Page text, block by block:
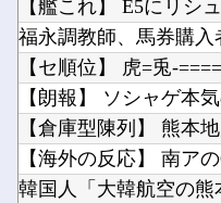
Powered by livedoor 相互
福永調教師、馬券購
【セ順位】 虎=兎-